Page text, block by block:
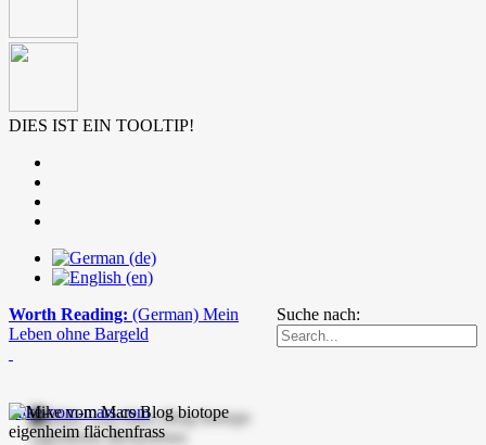
DIES IST EIN TOOLTIP!
Suche nach:
Worth Reading: (German) Mein
Leben ohne Bargeld
mike-vom-mars.com